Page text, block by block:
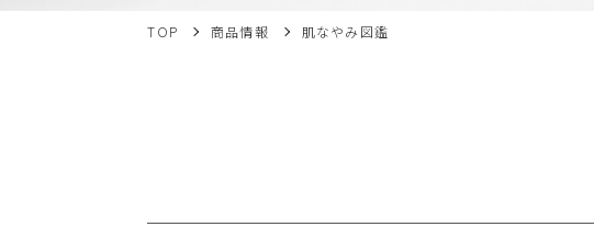
TOP 商品情報 肌なやみ図鑑